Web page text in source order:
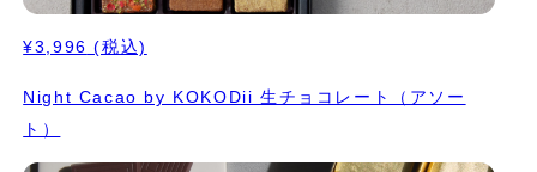
¥3,996 (税込)
Night Cacao by KOKODii 生チョコレート（アソー
ト）